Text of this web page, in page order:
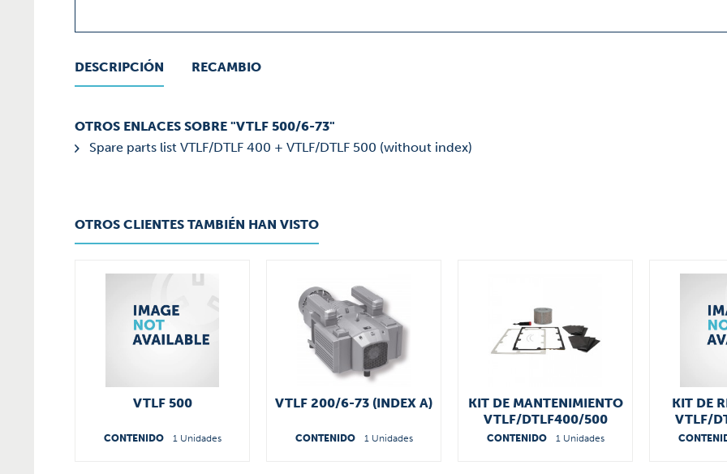
DESCRIPCIÓN RECAMBIO
OTROS ENLACES SOBRE "VTLF 500/6-73"
Spare parts list VTLF/DTLF 400 + VTLF/DTLF 500 (without index)
OTROS CLIENTES TAMBIÉN HAN VISTO
VTLF 500
CONTENIDO 1 Unidades
VTLF 200/6-73 (INDEX A)
CONTENIDO 1 Unidades
KIT DE MANTENIMIENTO
VTLF/DTLF400/500
56650022600
CONTENIDO 1 Unidades
KIT DE
VTLF/